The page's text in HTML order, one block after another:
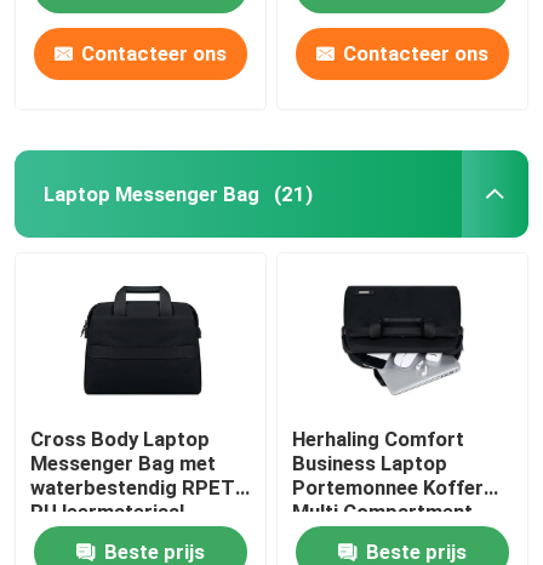
Thuis
Producten
Video's
Contacteer ons Contacteer ons
Laptop Messenger Bag (21)
Cross Body Laptop
Messenger Bag met
waterbestendig RPET
PU leermateriaal
Beste prijs
Herhaling Comfort
Business Laptop
Portemonnee Koffer
Multi Compartment
Beste prijs